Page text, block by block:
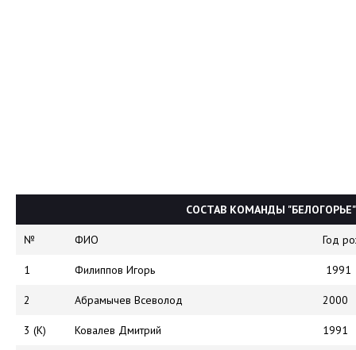
СОСТАВ КОМАНДЫ
№ ФИО Год
1 Филиппов Игорь 1991
2 Абрамычев Всеволод 2000
3 (К) Ковалев Дмитрий 1991